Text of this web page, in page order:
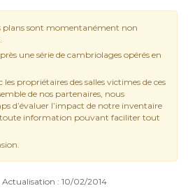
plans sont momentanément non
une série de cambriolages opérés en
propriétaires des salles victimes de ces
de nos partenaires, nous
d’évaluer l’impact de notre inventaire
information pouvant faciliter tout
: 10/02/2014